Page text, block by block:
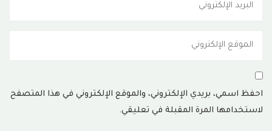
احفظ اسمي، بريدي الإلكتروني، والموقع الإلكتروني في هذا المتصفح
لاستخدامها المرة المقبلة في تعليقي.